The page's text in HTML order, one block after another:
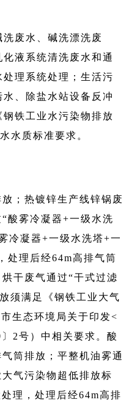
废水、碱洗漂洗废
液系统清洗废水和通
理系统处理；生活污
、除盐水站设备反冲
铁工业水污染物排放
水质标准要求。
；热镀锌生产线锌锅废
酸雾冷凝器+一级水洗
冷凝器+一级水洗塔+一
处理后经64m高排气筒
干废气通过“干式过滤
须满足《钢铁工业大气
生态环境局关于印发<
2号）中相关要求。酸
筒排放；平整机油雾通
气污染物超低排放标
理，处理后经64m高排